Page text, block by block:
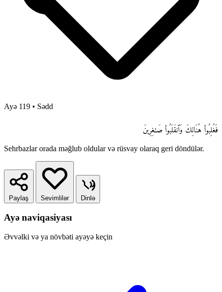
Ayə 119 • Sədd
فَغُلِبُوا۟ هُنَالِكَ وَٱنقَلَبُوا۟ صَـٰغِرِينَ
Sehrbazlar orada məğlub oldular və rüsvay olaraq geri döndülər.
Paylaş Sevimlilər Dinlə
Ayə naviqasiyası
Əvvəlki və ya növbəti ayəyə keçin